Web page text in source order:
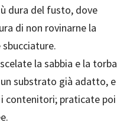
dura del fusto, dove
di non rovinarne la
la sabbia e la torba
substrato già adatto, e
contenitori; praticate poi